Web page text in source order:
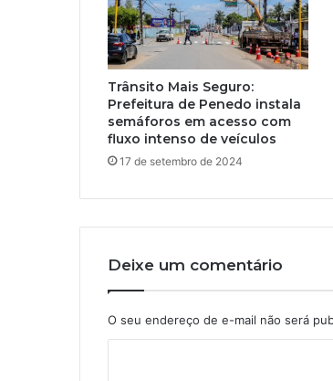
Trânsito Mais Seguro:
Prefeitura de Penedo instala
semáforos em acesso com
fluxo intenso de veículos
17 de setembro de 2024
Deixe um comentário
O seu endereço de e-mail não será